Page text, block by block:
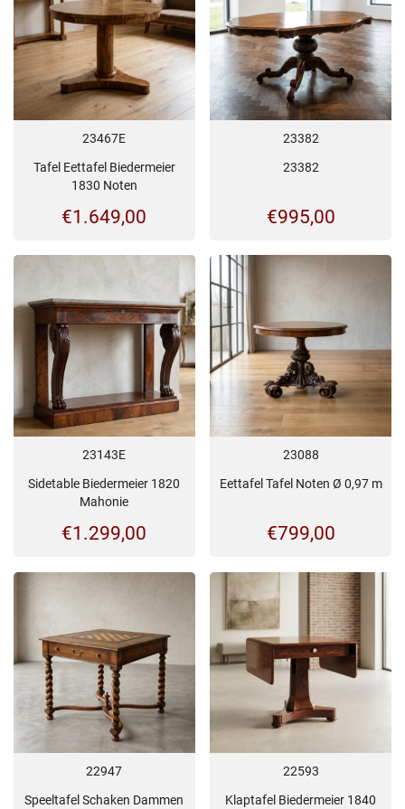
23467E
Tafel Eettafel Biedermeier
1830 Noten
€1.649,00
23382
23382
€995,00
23143E
Sidetable Biedermeier 1820
Mahonie
€1.299,00
23088
Eettafel Tafel Noten Ø 0,97 m
€799,00
22947
Speeltafel Schaken Dammen
22593
Klaptafel Biedermeier 1840